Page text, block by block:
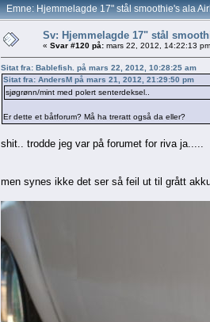
Emne: Hjemmelagde 17" stål smoothie's ala
Sv: Hjemmelagde 17" stål
« Svar #120 på: mars 22, 2012, 14:22:13
Sitat fra: Bablefish. på mars 22, 2012, 10:28:25 am
Sitat fra: AndersM på mars 21, 2012, 21:29:50 pm
sjøgrønn/mint med polert senterdeksel..
Er dette et båtforum? Må ha treratt også da eller?
shit.. trodde jeg var på forumet for riva ja.....
men synes ikke det ser så feil ut til grått